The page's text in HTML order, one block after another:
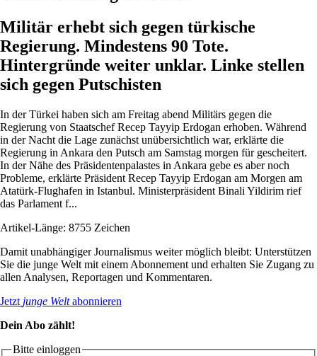
Militär erhebt sich gegen türkische
Regierung. Mindestens 90 Tote.
Hintergründe weiter unklar. Linke stellen
sich gegen Putschisten
In der Türkei haben sich am Freitag abend Militärs gegen die
Regierung von Staatschef Recep Tayyip Erdogan erhoben. Während
in der Nacht die Lage zunächst unübersichtlich war, erklärte die
Regierung in Ankara den Putsch am Samstag morgen für gescheitert.
In der Nähe des Präsidentenpalastes in Ankara gebe es aber noch
Probleme, erklärte Präsident Recep Tayyip Erdogan am Morgen am
Atatürk-Flughafen in Istanbul. Ministerpräsident Binali Yildirim rief
das Parlament f...
Artikel-Länge: 8755 Zeichen
Damit unabhängiger Journalismus weiter möglich bleibt: Unterstützen
Sie die junge Welt mit einem Abonnement und erhalten Sie Zugang zu
allen Analysen, Reportagen und Kommentaren.
Jetzt junge Weltabonnieren
Dein Abo zählt!
Bitte einloggen